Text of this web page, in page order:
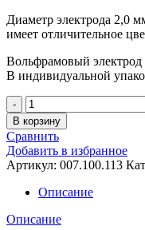
Диаметр электрода 2,0
имеет отличительное
Вольфрамовый электрод
В индивидуальной
Количество
Электрод
вольфрамовый
ПТК
WL-
15-
175мм
2,0
В корзину
Сравнить
Добавить в избранное
Артикул: 007.100.113
Описание
Описание